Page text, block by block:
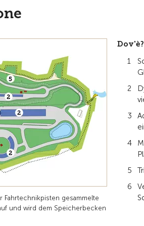
Fahrtechnikpisten gesammelte
und wird dem Speicherbecken
Dov'è?